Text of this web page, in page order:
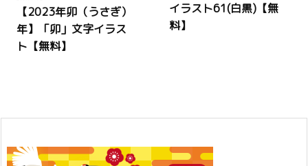
【2023年卯（うさぎ）
年】「卯」文字イラス
ト【無料】
イラスト61(白黒)【無
料】